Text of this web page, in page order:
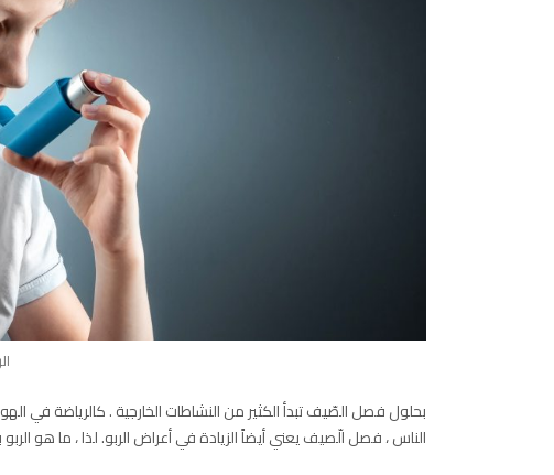
بحلول فصل الصّيف تبدأ الكثير من النشاطات الخارجية . كالرياضة في
الناس ، فصل الّصيف يعني أيضاً الزيادة في أعراض الربو. لذا ، ما هو